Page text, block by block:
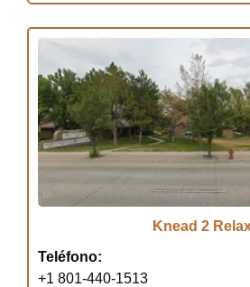
Knead 2
Teléfono:
+1 801-440-1513